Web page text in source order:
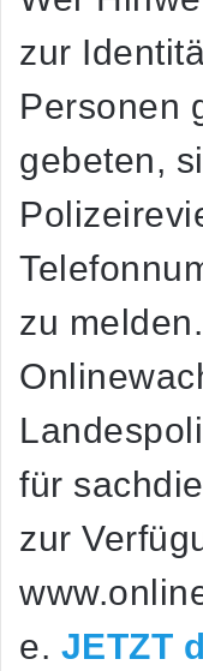
zur
Personen
gebeten,
zu
für
zur
e. JETZT